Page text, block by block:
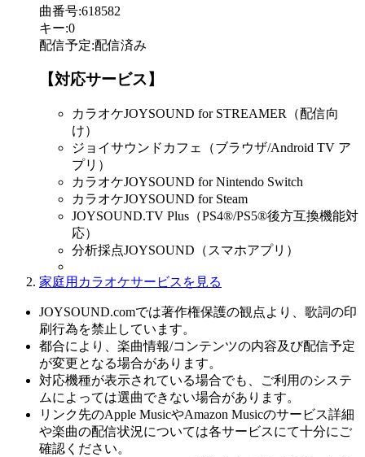
曲番号:618582
キー:0
配信予定:配信済み
【対応サービス】
カラオケJOYSOUND for STREAMER（配信向
け）
ジョイサウンドカフェ（ブラウザ/Android TV ア
プリ）
カラオケJOYSOUND for Nintendo Switch
カラオケJOYSOUND for Steam
JOYSOUND.TV Plus（PS4®/PS5®後方互換機能対
応）
分析採点JOYSOUND（スマホアプリ）
家庭用カラオケサービスを見る
JOYSOUND.comでは著作権保護の観点より、歌詞の印
刷行為を禁止しています。
都合により、楽曲情報/コンテンツの内容及び配信予定
が変更となる場合があります。
対応機種が表示されている場合でも、ご利用のシステ
ムによっては選曲できない場合があります。
リンク先のApple MusicやAmazon Musicのサービス詳細
や楽曲の配信状況については各サービスにて十分にご
確認ください。